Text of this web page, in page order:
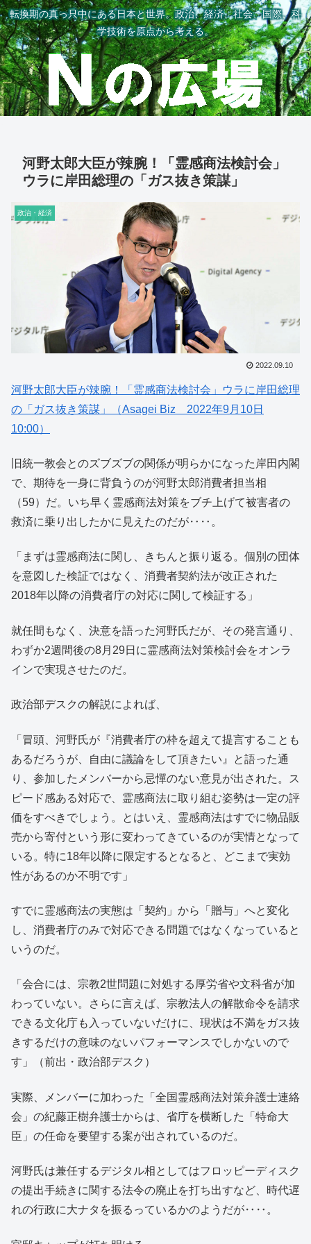
転換期の真っ只中にある日本と世界。政治、経済、社会、国際、科
学技術を原点から考える。
河野太郎大臣が辣腕！「霊感商法検討会」
ウラに岸田総理の「ガス抜き策謀」
政治・経済
2022.09.10
河野太郎大臣が辣腕！「霊感商法検討会」ウラに岸田総理
の「ガス抜き策謀」（Asagei Biz 2022年9月10日
10:00）
旧統一教会とのズブズブの関係が明らかになった岸田内閣
で、期待を一身に背負うのが河野太郎消費者担当相
（59）だ。いち早く霊感商法対策をブチ上げて被害者の
救済に乗り出したかに見えたのだが‥‥。
「まずは霊感商法に関し、きちんと振り返る。個別の団体
を意図した検証ではなく、消費者契約法が改正された
2018年以降の消費者庁の対応に関して検証する」
就任間もなく、決意を語った河野氏だが、その発言通り、
わずか2週間後の8月29日に霊感商法対策検討会をオンラ
インで実現させたのだ。
政治部デスクの解説によれば、
「冒頭、河野氏が『消費者庁の枠を超えて提言することも
あるだろうが、自由に議論をして頂きたい』と語った通
り、参加したメンバーから忌憚のない意見が出された。ス
ピード感ある対応で、霊感商法に取り組む姿勢は一定の評
価をすべきでしょう。とはいえ、霊感商法はすでに物品販
売から寄付という形に変わってきているのが実情となって
いる。特に18年以降に限定するとなると、どこまで実効
性があるのか不明です」
すでに霊感商法の実態は「契約」から「贈与」へと変化
し、消費者庁のみで対応できる問題ではなくなっていると
いうのだ。
「会合には、宗教2世問題に対処する厚労省や文科省が加
わっていない。さらに言えば、宗教法人の解散命令を請求
できる文化庁も入っていないだけに、現状は不満をガス抜
きするだけの意味のないパフォーマンスでしかないので
す」（前出・政治部デスク）
実際、メンバーに加わった「全国霊感商法対策弁護士連絡
会」の紀藤正樹弁護士からは、省庁を横断した「特命大
臣」の任命を要望する案が出されているのだ。
河野氏は兼任するデジタル相としてはフロッピーディスク
の提出手続きに関する法令の廃止を打ち出すなど、時代遅
れの行政に大ナタを振るっているかのようだが‥‥。